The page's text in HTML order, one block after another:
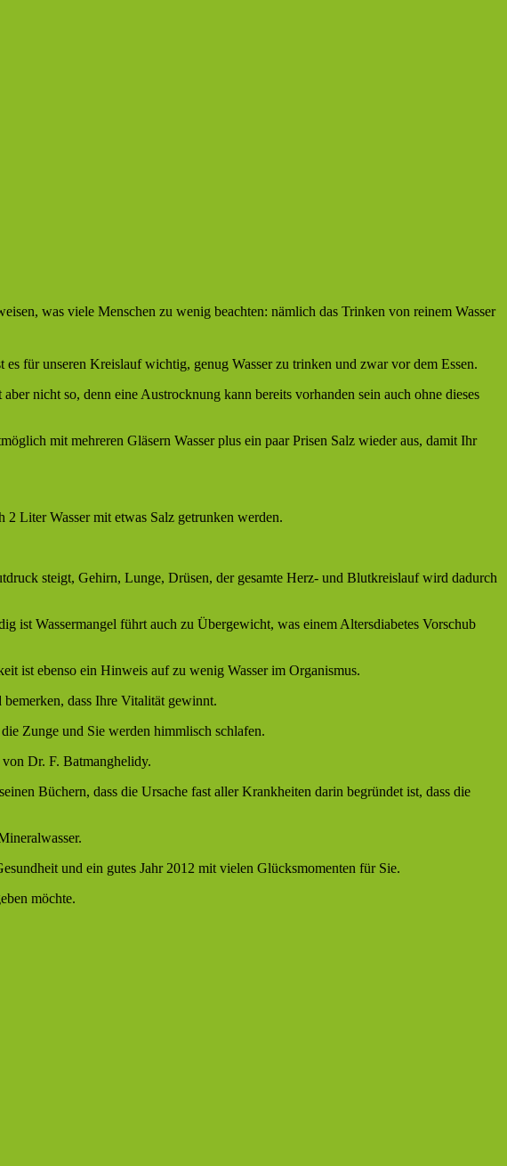
was viele Menschen zu wenig beachten: nämlich das Trinken von reinem Wasser
für unseren Kreislauf wichtig, genug Wasser zu trinken und zwar vor dem Essen.
nicht so, denn eine Austrocknung kann bereits vorhanden sein auch ohne dieses
mit mehreren Gläsern Wasser plus ein paar Prisen Salz wieder aus, damit Ihr
Liter Wasser mit etwas Salz getrunken werden.
steigt, Gehirn, Lunge, Drüsen, der gesamte Herz- und Blutkreislauf wird dadurch
ist Wassermangel führt auch zu Übergewicht, was einem Altersdiabetes Vorschub
ist ebenso ein Hinweis auf zu wenig Wasser im Organismus.
dass Ihre Vitalität gewinnt.
Zunge und Sie werden himmlisch schlafen.
Dr. F. Batmanghelidy.
Büchern, dass die Ursache fast aller Krankheiten darin begründet ist, dass die
und ein gutes Jahr 2012 mit vielen Glücksmomenten für Sie.
möchte.